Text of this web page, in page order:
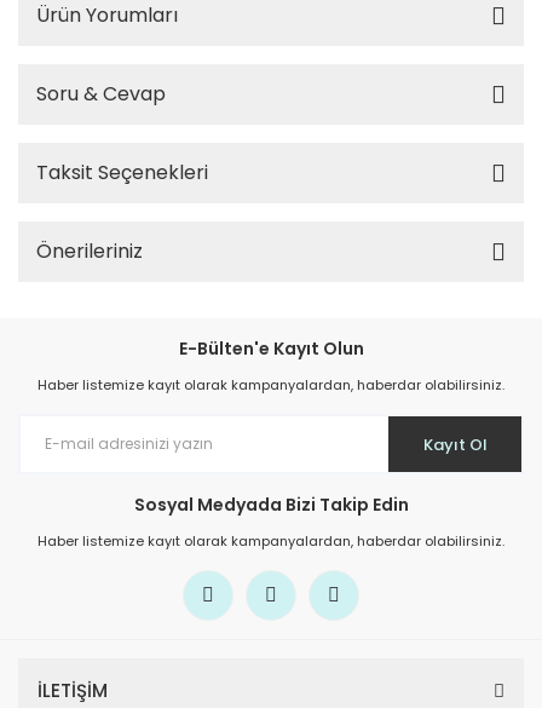
Ürün Yorumları
Soru & Cevap
Taksit Seçenekleri
Önerileriniz
E-Bülten'e Kayıt Olun
Haber listemize kayıt olarak kampanyalardan, haberdar olabilirsiniz.
Kayıt Ol
Sosyal Medyada Bizi Takip Edin
Haber listemize kayıt olarak kampanyalardan, haberdar olabilirsiniz.
İLETİŞİM